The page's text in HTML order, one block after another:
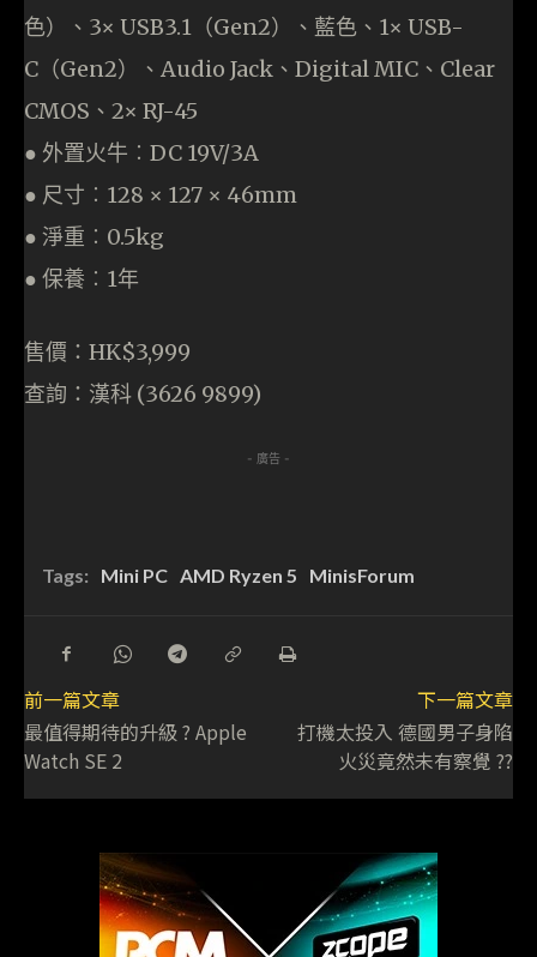
色）、3× USB3.1（Gen2）、藍色、1× USB-
C（Gen2）、Audio Jack、Digital MIC、Clear
CMOS、2× RJ-45
● 外置火牛︰DC 19V/3A
● 尺寸︰128 × 127 × 46mm
● 淨重︰0.5kg
● 保養︰1年
售價：HK$3,999
查詢：漢科 (3626 9899)
- 廣告 -
Tags: Mini PC AMD Ryzen 5 MinisForum
前一篇文章
最值得期待的升級 ? Apple
Watch SE 2
下一篇文章
打機太投入 德國男子身陷
火災竟然未有察覺 ??